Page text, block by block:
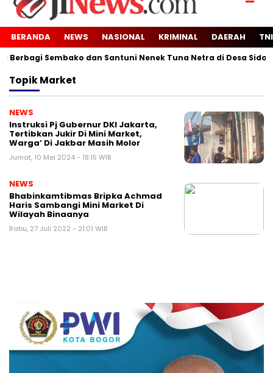
BERANDA NEWS NASIONAL KRIMINAL DAERAH
Sembako dan Santuni Nenek Tuna Netra di Desa Sidoko
TopikMarket
NEWS
Instruksi Pj Gubernur DKI Jakarta,
Tertibkan Jukir Di Mini Market,
Warga’ Di Jakbar Masih Molor
Jumat, 10 Mei 2024 - 18:15 WIB
NEWS
Bhabinkamtibmas Bripka Achmad
Haris Sambangi Mini Market Di
Wilayah Binaanya
Rabu, 27 Juli 2022 - 21:01 WIB